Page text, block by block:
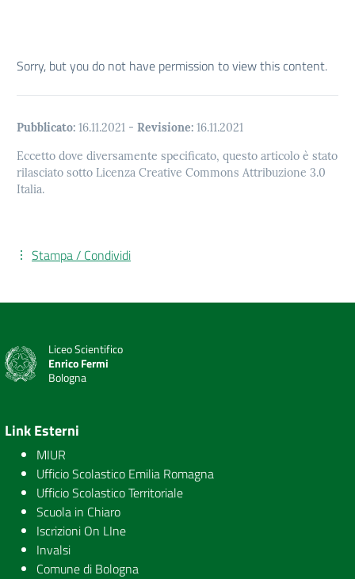
Sorry, but you do not have permission to view this content.
Pubblicato: 16.11.2021 - Revisione: 16.11.2021
Eccetto dove diversamente specificato, questo articolo è stato
rilasciato sotto Licenza Creative Commons Attribuzione 3.0
Italia.
Stampa / Condividi
Liceo Scientifico
Enrico Fermi
Bologna
Link Esterni
MIUR
Ufficio Scolastico Emilia Romagna
Ufficio Scolastico Territoriale
Scuola in Chiaro
Iscrizioni On LIne
Invalsi
Comune di Bologna